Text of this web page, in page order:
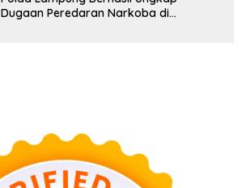
Dugaan Peredaran Narkoba di